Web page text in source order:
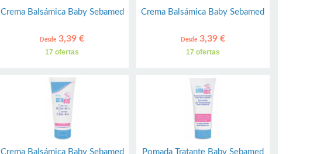
Crema Balsámica Baby Sebamed
Desde 3,39 €
17 ofertas
Crema Balsámica Baby Sebamed
Desde3,39 €
17 ofertas
Crema Balsámica Baby Sebamed Pomada Tratante Baby Sebamed